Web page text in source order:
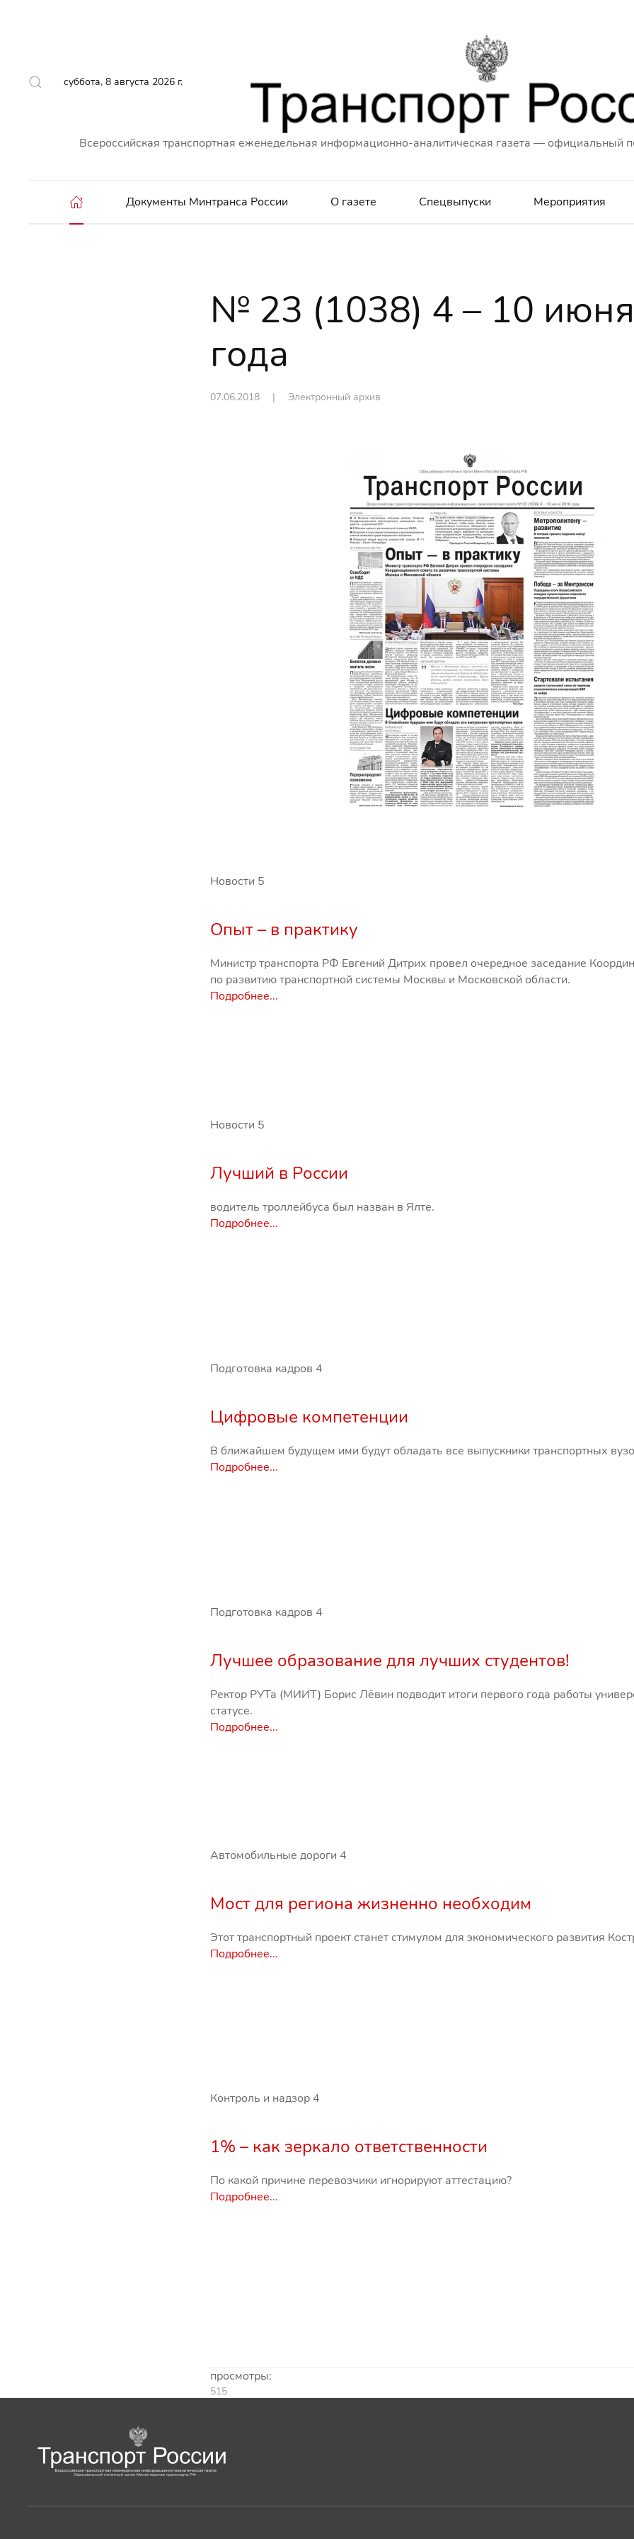
суббота, 8 августа 2026 г.
Всероссийская транспортная еженедельная информационно-аналитическая газета — официальный
Документы Минтранса России О газете Спецвыпуски Мероприятия
№ 23 (1038) 4 – 10
года
07.06.2018 | Электронный архив
Новости 5
Опыт – в практику
Министр транспорта РФ Евгений Дитрих провел очередное заседание
по развитию транспортной системы Москвы и Московской области.
Подробнее...
Новости 5
Лучший в России
водитель троллейбуса был назван в Ялте.
Подробнее...
Подготовка кадров 4
Цифровые компетенции
В ближайшем будущем ими будут обладать все выпускники транспортных
Подробнее...
Подготовка кадров 4
Лучшее образование для лучших студентов!
Ректор РУТа (МИИТ) Борис Лёвин подводит итоги первого года работы
статусе.
Подробнее...
Автомобильные дороги 4
Мост для региона жизненно необходим
Этот транспортный проект станет стимулом для экономического развития
Подробнее...
Контроль и надзор 4
1% – как зеркало ответственности
По какой причине перевозчики игнорируют аттестацию?
Подробнее...
просмотры:
515